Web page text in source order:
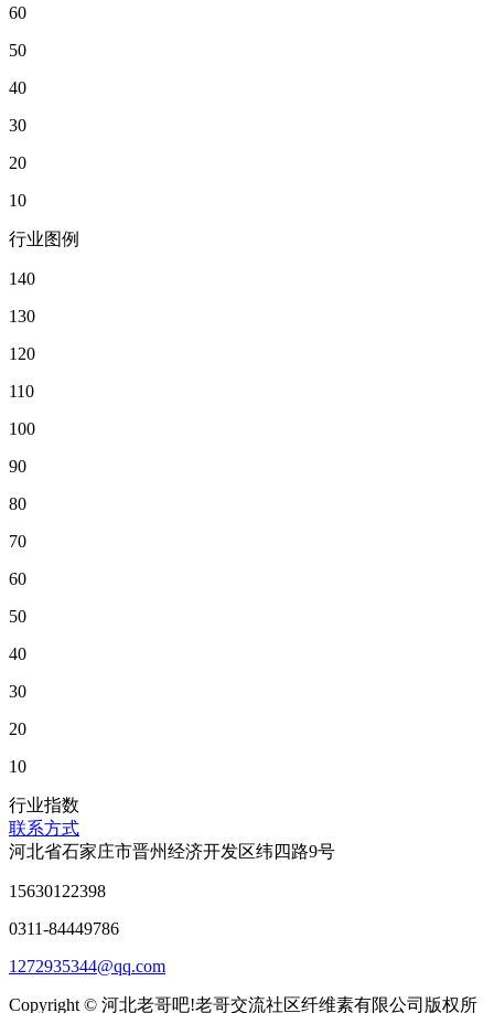
60
50
40
30
20
10
行业图例
140
130
120
110
100
90
80
70
60
50
40
30
20
10
行业指数
联系方式
河北省石家庄市晋州经济开发区纬四路9号
15630122398
0311-84449786
1272935344@qq.com
Copyright © 河北老哥吧!老哥交流社区纤维素有限公司版权所